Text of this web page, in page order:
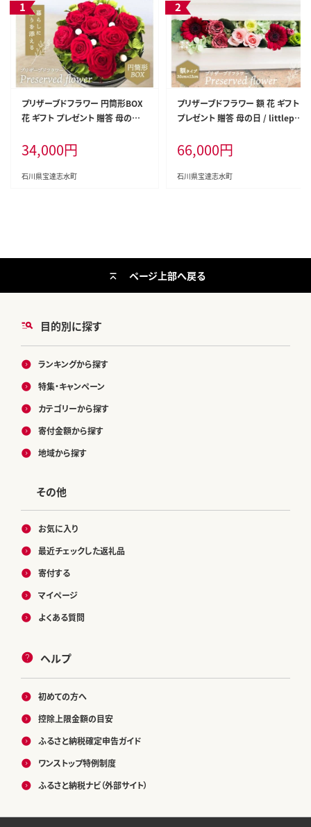
プリザーブドフラワー 円筒形BOX
花 ギフト プレゼント 贈答 母の日 /
宝達志水町
34,000円
石川県宝達志水町
プリザーブドフラワー 額 花 ギフト
プレゼント 贈答 母の日 / littlepri
町 [38600026]
66,000円
石川県宝達志水町
目的別に探す
ランキングから探す
特集・キャンペーン
カテゴリーから探す
寄付金額から探す
地域から探す
その他
お気に入り
最近チェックした返礼品
寄付する
マイページ
よくある質問
ヘルプ
初めての方へ
控除上限金額の目安
ふるさと納税確定申告ガイド
ワンストップ特例制度
ふるさと納税ナビ（外部サイト）
ページ上部へ戻る